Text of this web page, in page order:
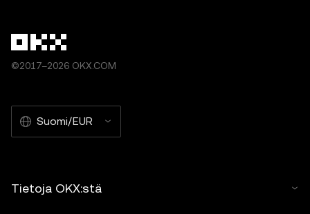
©2017–2026 OKX.COM
Suomi/EUR
Tietoja OKX:stä